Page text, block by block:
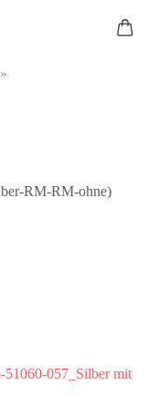
»
RM-RM-ohne)